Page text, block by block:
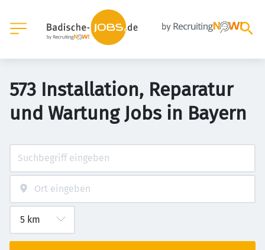
573 Installation, Reparatur
und Wartung Jobs in Bayern